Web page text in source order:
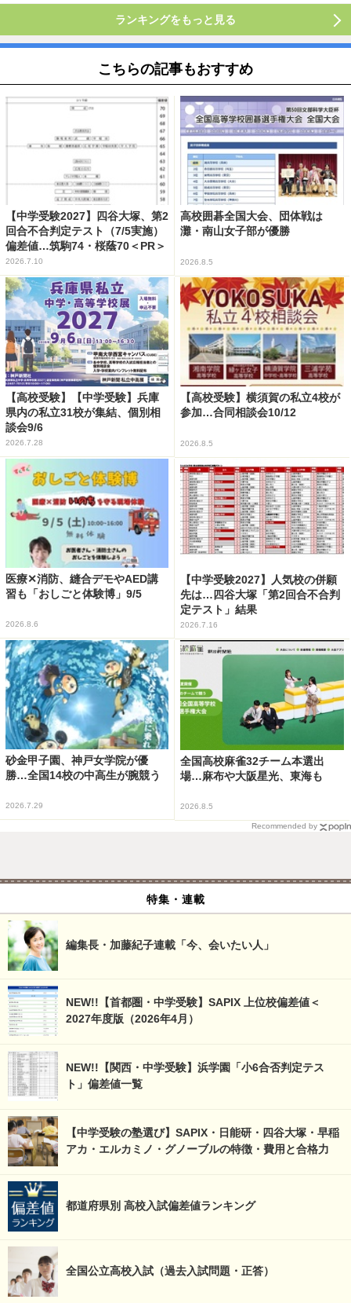
ランキングをもっと見る
こちらの記事もおすすめ
【中学受験2027】四谷大塚、第2
回合不合判定テスト（7/5実施）
偏差値…筑駒74・桜蔭70＜PR＞
2026.7.10
高校囲碁全国大会、団体戦は
灘・南山女子部が優勝
2026.8.5
【高校受験】【中学受験】兵庫
県内の私立31校が集結、個別相
談会9/6
2026.7.28
【高校受験】横須賀の私立4校が
参加…合同相談会10/12
2026.8.5
医療✕消防、縫合デモやAED講
習も「おしごと体験博」9/5
2026.8.6
【中学受験2027】人気校の併願
先は…四谷大塚「第2回合不合判
定テスト」結果
2026.7.16
砂金甲子園、神戸女学院が優
勝…全国14校の中高生が腕競う
2026.7.29
全国高校麻雀32チーム本選出
場…麻布や大阪星光、東海も
2026.8.5
Recommended by
特集・連載
編集長・加藤紀子連載「今、会いたい人」
NEW!!【首都圏・中学受験】SAPIX 上位校偏差値＜
2027年度版（2026年4月）
NEW!!【関西・中学受験】浜学園「小6合否判定テス
ト」偏差値一覧
【中学受験の塾選び】SAPIX・日能研・四谷大塚・早稲
アカ・エルカミノ・グノーブルの特徴・費用と合格力
都道府県別 高校入試偏差値ランキング
全国公立高校入試（過去入試問題・正答）